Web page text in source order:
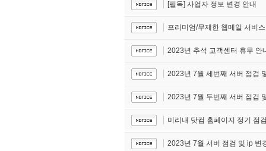
[필독] 사업자 정보 변경 안내
프리미엄/무제한 웹메일 서비
2023년 추석 고객센터 휴무 안
2023년 7월 세번째 서버 점검
2023년 7월 두번째 서버 점검
미리내 닷컴 홈페이지 정기 점
2023년 7월 서버 점검 및 ip 변